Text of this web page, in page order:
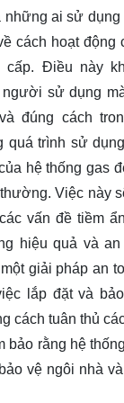
những ai sử
cách hoạt động
cấp. Điều này
sử dụng
đúng cách
quá trình sử
hệ thống gas
Việc này
vấn đề tiềm
hiệu quả và
giải pháp an
lắp đặt và
cách tuân thủ
bảo rằng hệ
vệ ngôi nhà